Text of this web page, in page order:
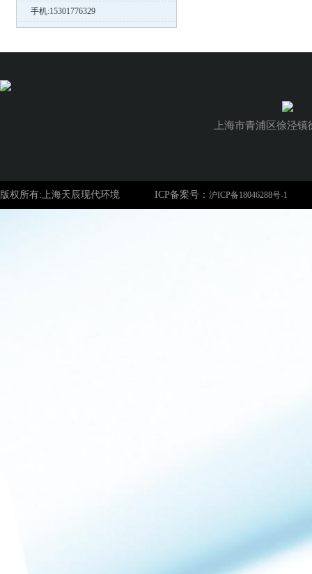
手机:15301776329
上海市青浦区徐泾
版权所有:上海天辰现代环境 ICP备案号： 沪ICP备18046288号-1